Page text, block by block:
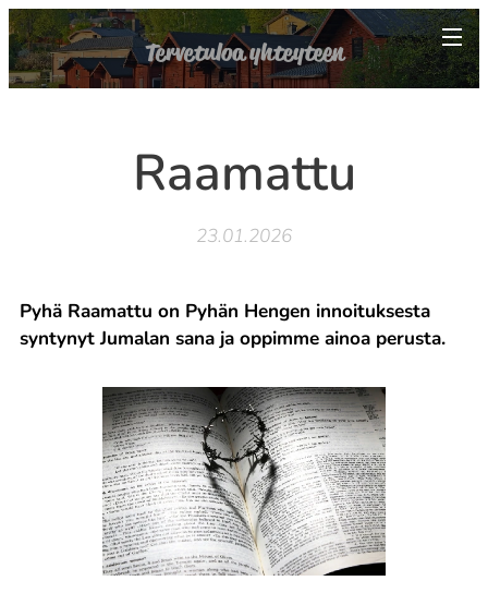
Tervetuloa yhteyteen
Raamattu
23.01.2026
Pyhä Raamattu on Pyhän Hengen innoituksesta
syntynyt Jumalan sana ja oppimme ainoa perusta.